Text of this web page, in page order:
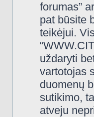
forumas”
pat būsite
teikėjui.
uždaryti
vartotojas
duomenų
sutikimo,
atveju